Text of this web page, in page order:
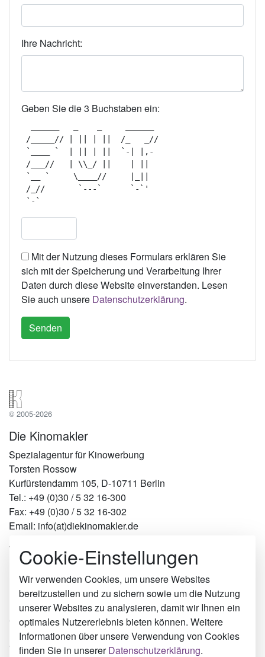
Ihre Nachricht:
Geben Sie die 3 Buchstaben ein:
/_____// | || | ||  /_   _//
`____ `  | || | ||  `-| |,-
/___//   | \\_/ ||    | ||
`__ `     \____//     |_||
/_//       `---`      `-`'
Mit der Nutzung dieses Formulars erklären Sie
sich mit der Speicherung und Verarbeitung Ihrer
Daten durch diese Website einverstanden. Lesen
Sie auch unsere Datenschutzerklärung.
© 2005-2026
Die Kinomakler
Spezialagentur für Kinowerbung
Torsten Rossow
Kurfürstendamm 105, D-10711 Berlin
Tel.: +49 (0)30 / 5 32 16-300
Fax: +49 (0)30 / 5 32 16-302
Email: info(at)diekinomakler.de
Werben in Städten
Berlin
Hamburg
München
Köln
Groß-Gerau
Füssen
Wörth an der Donau
Cookie-Einstellungen
Wir verwenden Cookies, um unsere Websites
bereitzustellen und zu sichern sowie um die Nutzung
unserer Websites zu analysieren, damit wir Ihnen ein
optimales Nutzererlebnis bieten können. Weitere
Informationen über unsere Verwendung von Cookies
finden Sie in unsererDatenschutzerklärung.